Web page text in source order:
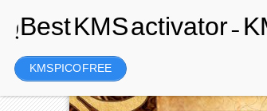
Friday، 7 August 2026ء
KMS PICO FREE